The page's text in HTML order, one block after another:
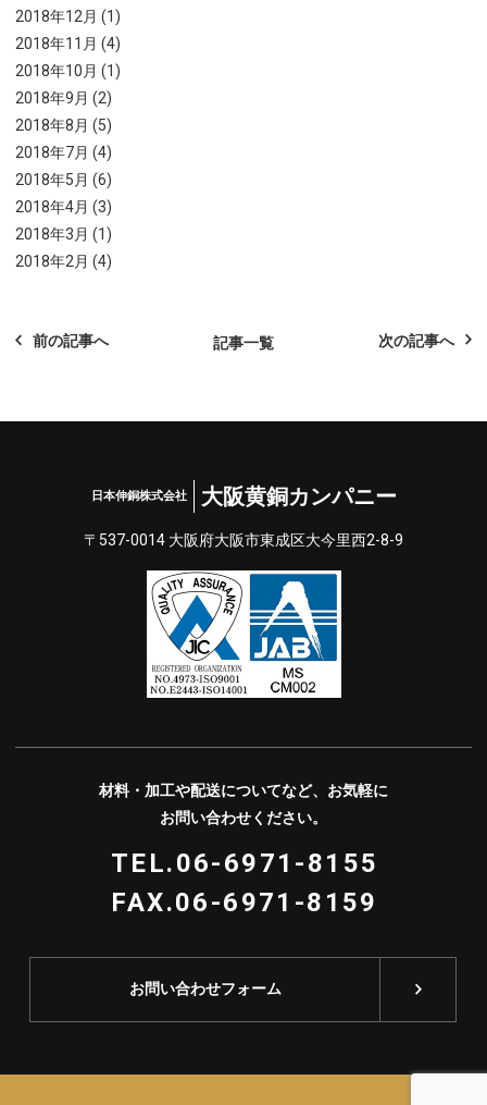
2018年12月 (1)
2018年11月 (4)
2018年10月 (1)
2018年9月 (2)
2018年8月 (5)
2018年7月 (4)
2018年5月 (6)
2018年4月 (3)
2018年3月 (1)
2018年2月 (4)
前の記事へ 記事一覧 次の記事へ
日本伸銅株式会社 大阪黄銅カンパニー
〒537-0014 大阪府⼤阪市東成区⼤今⾥⻄2-8-9
材料・加⼯や配送についてなど、お気軽に
お問い合わせください。
TEL.06-6971-8155
FAX.06-6971-8159
お問い合わせフォーム